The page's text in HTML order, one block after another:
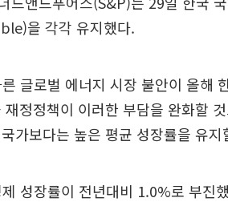
을 각각 유지했다.
글로벌 에너지 시장 불안이 올해
정정책이 이러한 부담을 완화할
가보다는 높은 평균 성장률을 유지
성장률이 전년대비 1.0%로 부진